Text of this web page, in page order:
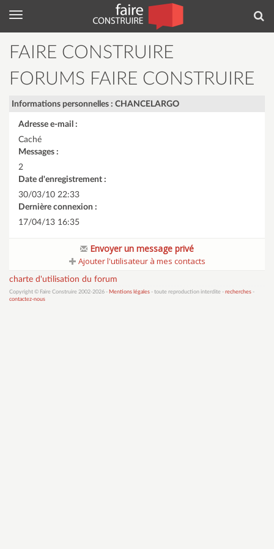
Menu
FAIRE CONSTRUIRE
FORUMS FAIRE CONSTRUIRE
Informations personnelles : CHANCELARGO
Adresse e-mail :
Caché
Messages :
2
Date d'enregistrement :
30/03/10 22:33
Dernière connexion :
17/04/13 16:35
Envoyer un message privé
Ajouter l'utilisateur à mes contacts
charte d'utilisation du forum
Copyright © Faire Construire 2002-2026 - Mentions légales - toute reproduction interdite - recherches -
contactez-nous